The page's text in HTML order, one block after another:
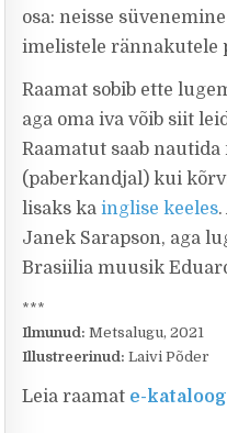
osa: neisse
imelistele rännakutele
Raamat sobib ette
aga oma iva võib siit
Raamatut saab
(paberkandjal) kui
lisaks kainglise keeles
Janek Sarapson, aga
Brasiilia muusik
***
Ilmunud: Metsalugu, 2021
Illustreerinud: Laivi Põder
Leia raamat e-